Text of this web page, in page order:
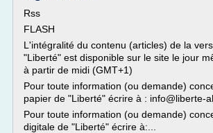
Rss
FLASH
L'intégralité du contenu (articles) de la
"Liberté" est disponible sur le site le jour
à partir de midi (GMT+1)
Pour toute information (ou demande)
papier de "Liberté" écrire à : info@liberte-
Pour toute information (ou demande)
digitale de "Liberté" écrire à:...